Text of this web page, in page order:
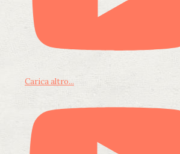
Carica altro...